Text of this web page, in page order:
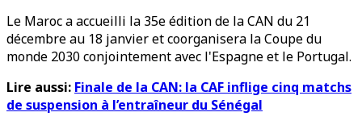
Le Maroc a accueilli la 35e édition de la CAN du 21
décembre au 18 janvier et coorganisera la Coupe du
monde 2030 conjointement avec l'Espagne et le Portugal.
Lire aussi: Finale de la CAN: la CAF inflige cinq matchs
de suspension à l’entraîneur du Sénégal